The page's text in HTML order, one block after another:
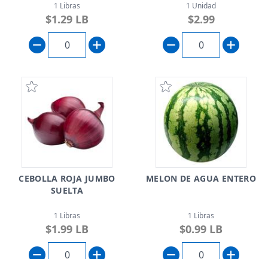
1 Libras
$1.29 LB
1 Unidad
$2.99
CEBOLLA ROJA JUMBO
SUELTA
1 Libras
$1.99 LB
MELON DE AGUA ENTERO
1 Libras
$0.99 LB